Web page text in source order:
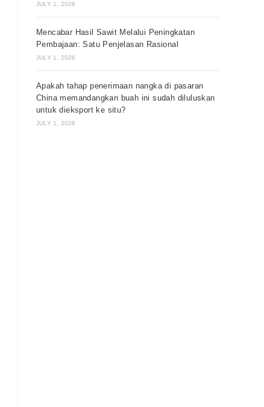
JULY 1, 2026
Mencabar Hasil Sawit Melalui Peningkatan
Pembajaan: Satu Penjelasan Rasional
JULY 1, 2026
Apakah tahap penerimaan nangka di pasaran
China memandangkan buah ini sudah diluluskan
untuk dieksport ke situ?
JULY 1, 2026